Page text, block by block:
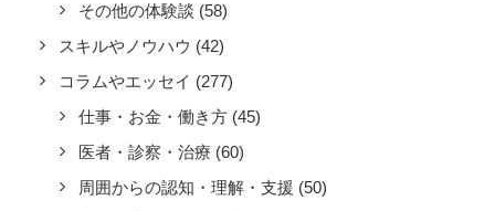
その他の体験談 (58)
スキルやノウハウ (42)
コラムやエッセイ (277)
仕事・お金・働き方 (45)
医者・診察・治療 (60)
周囲からの認知・理解・支援 (50)